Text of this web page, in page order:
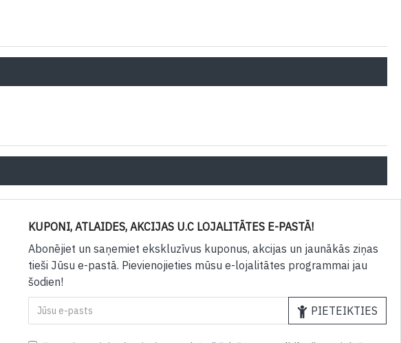
KUPONI, ATLAIDES, AKCIJAS U.C LOJALITĀTES E-PASTĀ!
Abonējiet un saņemiet ekskluzīvus kuponus, akcijas un jaunākās ziņas
tieši Jūsu e-pastā. Pievienojieties mūsu e-lojalitātes programmai jau
šodien!
PIETEIKTIES